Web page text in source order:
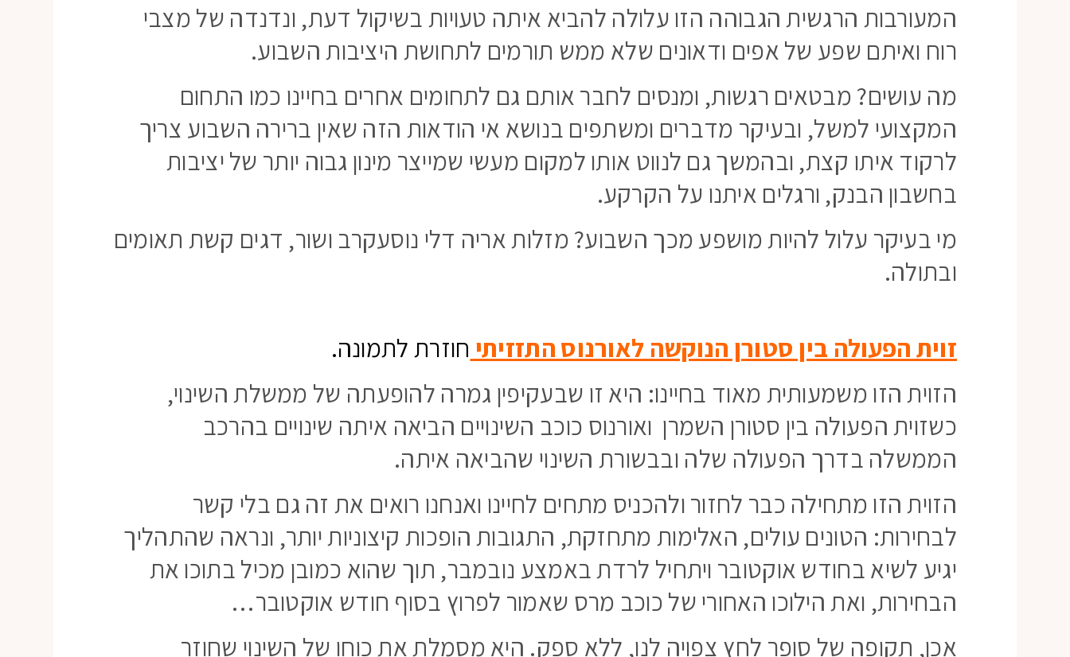
המעורבות הרגשית הגבוהה הזו עלולה להביא איתה טעויות בשיקול דעת, ונדנדה של מצבי
רוח ואיתם שפע של אפים ודאונים שלא ממש תורמים לתחושת היציבות השבוע.
מה עושים? מבטאים רגשות, ומנסים לחבר אותם גם לתחומים אחרים בחיינו כמו התחום
המקצועי למשל, ובעיקר מדברים ומשתפים בנושא אי הודאות הזה שאין ברירה השבוע צריך
לרקוד איתו קצת, ובהמשך גם לנווט אותו למקום מעשי שמייצר מינון גבוה יותר של יציבות
בחשבון הבנק, ורגלים איתנו על הקרקע.
מי בעיקר עלול להיות מושפע מכך השבוע? מזלות אריה דלי נוסעקרב ושור, דגים קשת תאומים
ובתולה.
זוית הפעולה בין סטורן הנוקשה לאורנוס התזזיתי חוזרת לתמונה.
הזוית הזו משמעותית מאוד בחיינו: היא זו שבעקיפין גמרה להופעתה של ממשלת השינוי,
כשזוית הפעולה בין סטורן השמרן ואורנוס כוכב השינויים הביאה איתה שינויים בהרכב
הממשלה בדרך הפעולה שלה ובבשורת השינוי שהביאה איתה.
הזוית הזו מתחילה כבר לחזור ולהכניס מתחים לחיינו ואנחנו רואים את זה גם בלי קשר
לבחירות: הטונים עולים, האלימות מתחזקת, התגובות הופכות קיצוניות יותר, ונראה שהתהליך
יגיע לשיא בחודש אוקטובר ויתחיל לרדת באמצע נובמבר, תוך שהוא כמובן מכיל בתוכו את
הבחירות, ואת הילוכו האחורי של כוכב מרס שאמור לפרוץ בסוף חודש אוקטובר…
אכן, תקופה של סופר לחץ צפויה לנו, ללא ספק. היא מסמלת את כוחו של השינוי שחוזר